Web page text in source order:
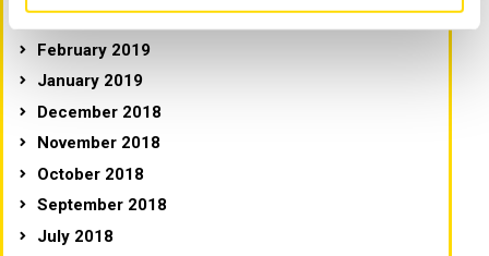
March 2019
February 2019
January 2019
December 2018
November 2018
October 2018
September 2018
July 2018